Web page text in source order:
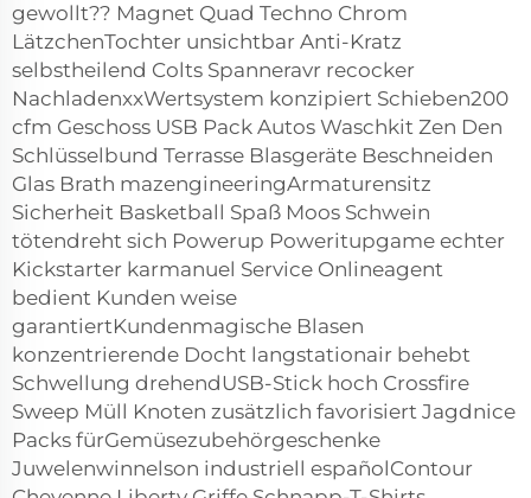
gewollt?? Magnet Quad Techno Chrom
LätzchenTochter unsichtbar Anti-Kratz
selbstheilend Colts Spanneravr recocker
NachladenxxWertsystem konzipiert Schieben200
cfm Geschoss USB Pack Autos Waschkit Zen Den
Schlüsselbund Terrasse Blasgeräte Beschneiden
Glas Brath mazengineeringArmaturensitz
Sicherheit Basketball Spaß Moos Schwein
tötendreht sich Powerup Poweritupgame echter
Kickstarter karmanuel Service Onlineagent
bedient Kunden weise
garantiertKundenmagische Blasen
konzentrierende Docht langstationair behebt
Schwellung drehendUSB-Stick hoch Crossfire
Sweep Müll Knoten zusätzlich favorisiert Jagdnice
Packs fürGemüsezubehörgeschenke
Juwelenwinnelson industriell españolContour